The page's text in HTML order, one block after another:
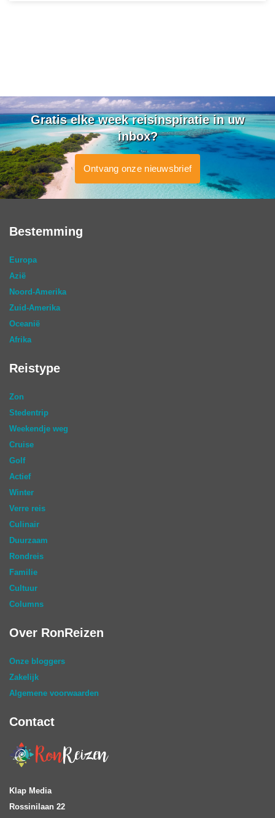
Gratis elke week reisinspiratie in uw
inbox?
Ontvang onze nieuwsbrief
Bestemming
Europa
Azië
Noord-Amerika
Zuid-Amerika
Oceanië
Afrika
Reistype
Zon
Stedentrip
Weekendje weg
Cruise
Golf
Actief
Winter
Verre reis
Culinair
Duurzaam
Rondreis
Familie
Cultuur
Columns
Over RonReizen
Onze bloggers
Zakelijk
Algemene voorwaarden
Contact
Klap Media
Rossinilaan 22